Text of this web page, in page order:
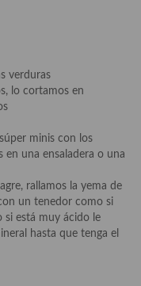
verduras
lo cortamos en
minis con los
en una ensaladera o una
rallamos la yema de
un tenedor como si
está muy ácido le
hasta que tenga el